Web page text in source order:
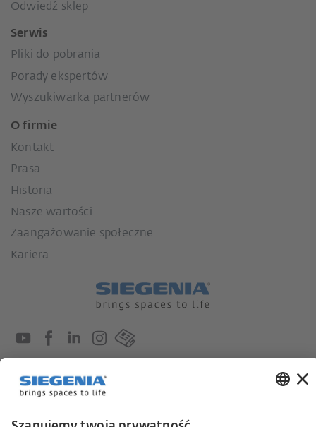
Odwiedź sklep
Serwis
Pliki do pobrania
Porady ekspertów
Wyszukiwarka partnerów
O firmie
Kontakt
Prasa
Historia
Nasze wartości
Zaangażowanie społeczne
Kariera
Ustawa o nadzorze nad łańcuchami dostaw
Kodeks postępowania dostawcy
Informacja dotycząca ustawy o należytej staranności